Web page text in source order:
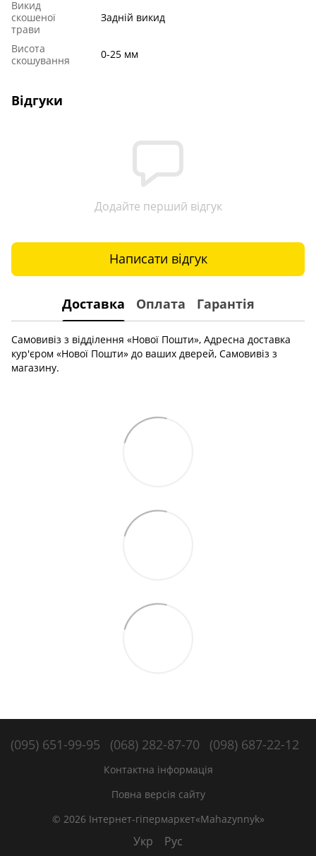
Викид
скошеної
трави
Задній викид
Висота
скошування
0-25 мм
Відгуки
Додайте перший відгук
Написати відгук
Доставка Оплата Гарантія
Самовивіз з відділення «Нової Пошти», Адресна доставка
кур'єром «Нової Пошти» до ваших дверей, Самовивіз з
магазину.
(095) 651-99-95 (068) 282-87-70 (098) 687-22-12
Контактна інформація
Повна версія сайту
© 2026 Інтернет-гіпермаркет«Mahazynnyk»
Укр Рус